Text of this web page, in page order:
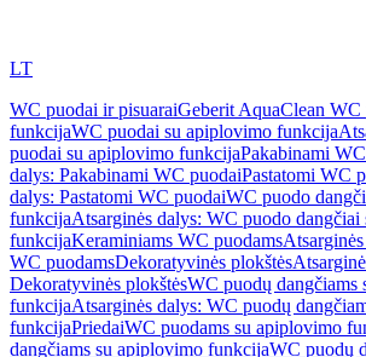
LT
WC puodai ir pisuaraiGeberit AquaClean WC
funkcijaWC puodai su apiplovimo funkcija
puodai su apiplovimo funkcijaPakabinami
dalys: Pakabinami WC puodaiPastatomi WC
dalys: Pastatomi WC puodaiWC puodo
funkcijaAtsarginės dalys: WC puodo
funkcijaKeraminiams WC puodams
WC puodamsDekoratyvinės plokštės
Dekoratyvinės plokštėsWC puodų dangčiams
funkcijaAtsarginės dalys: WC puodų
funkcijaPriedaiWC puodams su apiplovimo
dangčiams su apiplovimo funkcijaWC puodų